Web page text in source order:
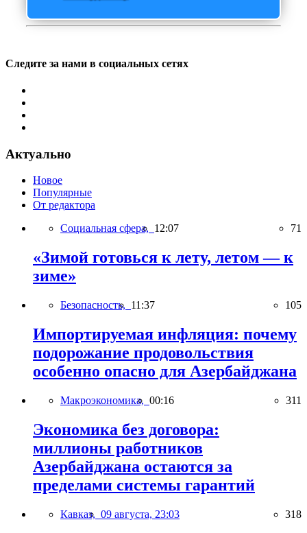
Следите за нами в социальных сетях
Актуально
Новое
Популярные
От редактора
Социальная сфера, 12:07 71
«Зимой готовься к лету, летом — к
зиме»
Безопасность, 11:37 105
Импортируемая инфляция: почему
подорожание продовольствия
особенно опасно для Азербайджана
Макроэкономика, 00:16 311
Экономика без договора:
миллионы работников
Азербайджана остаются за
пределами системы гарантий
Кавказ, 09 августа, 23:03 318